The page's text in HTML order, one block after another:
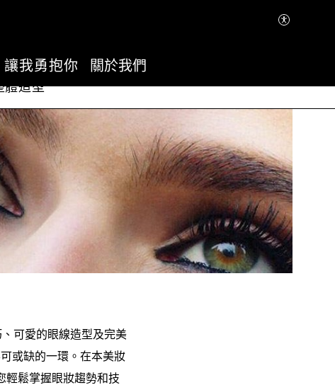
讓我勇抱你 關於我們
體造型
可愛的眼線造型及完美
或缺的一環。在本美妝
輕鬆掌握眼妝趨勢和技